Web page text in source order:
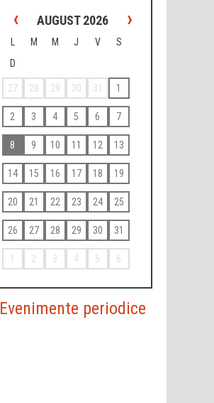
‹ AUGUST 2026 ›
L M M J V
S
D
27 28 29 30 31 1
2 3 4 5 6 7
8 9 10 11 12 13
14 15 16 17 18 19
20 21 22 23 24 25
26 27 28 29 30 31
1 2 3 4 5 6
Evenimente periodice